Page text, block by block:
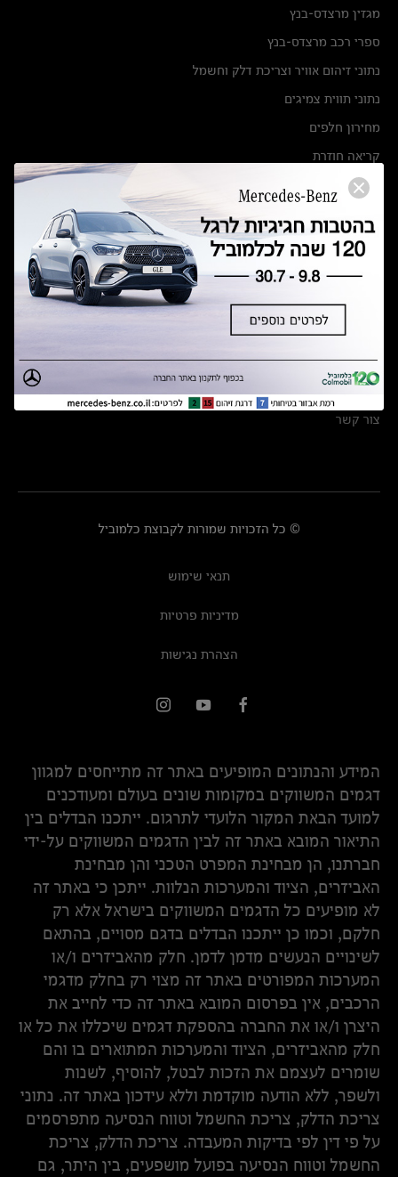
מגזין מרצדס-בנץ
ספרי רכב מרצדס-בנץ
נתוני זיהום אוויר וצריכת דלק וחשמל
נתוני תווית צמיגים
מחירון חלפים
קריאה חוזרת
הודעה על הטבות לרכבי מרצדס בהסדר פשרה בתצ 56447-02-19
תקנון ימי מכירות 120 לכלמוביל
מצאו אותנו
אולמות תצוגה
מרכזי שירות
צור קשר
© כל הזכויות שמורות לקבוצת כלמוביל
תנאי שימוש
מדיניות פרטיות
הצהרת נגישות
המידע והנתונים המופיעים באתר זה מתייחסים למגוון
דגמים המשווקים במקומות שונים בעולם ומעודכנים
למועד הבאת המקור הלועדי לתרגום. ייתכנו הבדלים בין
התיאור המובא באתר זה לבין הדגמים המשווקים על-ידי
חברתנו, הן מבחינת המפרט הטכני והן מבחינת
האביזרים, הציוד והמערכות הנלוות. ייתכן כי באתר זה
לא מופיעים כל הדגמים המשווקים בישראל אלא רק
חלקם, וכמו כן ייתכנו הבדלים בדגם מסויים, בהתאם
לשינויים הנעשים מדמן לדמן. חלק מהאביזרים ו/או
המערכות המפורטים באתר זה מצוי רק בחלק מדגמי
הרכבים, אין בפרסום המובא באתר זה כדי לחייב את
היצרן ו/או את החברה בהספקת דגמים שיכללו את כל או
חלק מהאביזרים, הציוד והמערכות המתוארים בו והם
שומרים לעצמם את הזכות לבטל, להוסיף, לשנות
ולשפר, ללא הודעה מוקדמת וללא עידכון באתר זה. נתוני
צריכת הדלק, צריכת החשמל וטווח הנסיעה מתפרסמים
על פי דין לפי בדיקות המעבדה. צריכת הדלק, צריכת
החשמל וטווח הנסיעה בפועל מושפעים, בין היתר, גם